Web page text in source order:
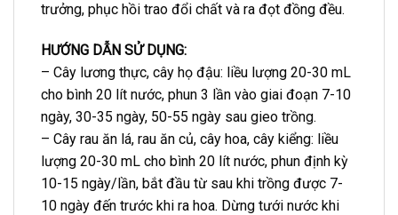
trưởng, phục hồi trao đổi chất và ra đọt đồng đều.
HƯỚNG DẪN SỬ DỤNG:
– Cây lương thực, cây họ đậu: liều lượng 20-30 mL
cho bình 20 lít nước, phun 3 lần vào giai đoạn 7-10
ngày, 30-35 ngày, 50-55 ngày sau gieo trồng.
– Cây rau ăn lá, rau ăn củ, cây hoa, cây kiểng: liều
lượng 20-30 mL cho bình 20 lít nước, phun định kỳ
10-15 ngày/lần, bắt đầu từ sau khi trồng được 7-
10 ngày đến trước khi ra hoa. Dừng tưới nước khi